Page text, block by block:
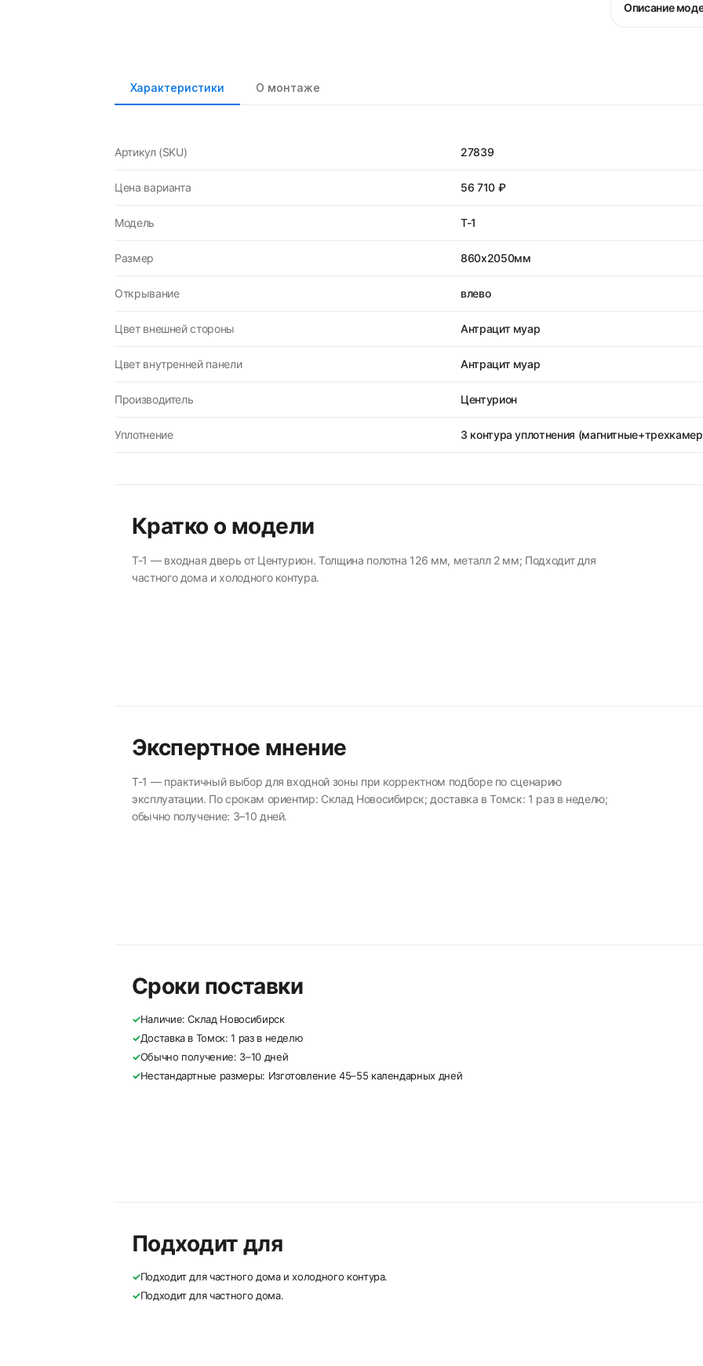
Описание
Характеристики О монтаже
Артикул (SKU) 27839
Цена варианта 56 710 ₽
Модель T-1
Размер 860х2050мм
Открывание влево
Цвет внешней стороны Антрацит муар
Цвет внутренней панели Антрацит муар
Производитель Центурион
Уплотнение 3 контура уплотнения
Кратко о модели
T-1 — входная дверь от Центурион. Толщина полотна 126 мм, металл 2 мм; Подходит для
частного дома и холодного контура.
Экспертное мнение
T-1 — практичный выбор для входной зоны при корректном подборе по сценарию
эксплуатации. По срокам ориентир: Склад Новосибирск; доставка в Томск: 1 раз в неделю;
обычно получение: 3–10 дней.
Сроки поставки
✓Наличие: Склад Новосибирск
✓Доставка в Томск: 1 раз в неделю
✓Обычно получение: 3–10 дней
✓Нестандартные размеры: Изготовление 45–55 календарных дней
Подходит для
✓Подходит для частного дома и холодного контура.
✓Подходит для частного дома.